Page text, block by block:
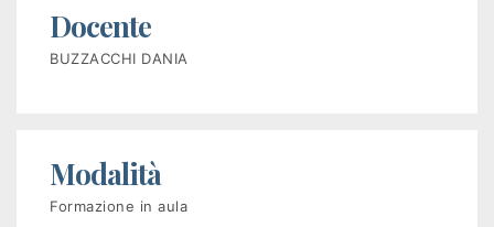
2021-
2027
a
pagamento
Docente
BUZZACCHI DANIA
Modalità
Formazione in aula